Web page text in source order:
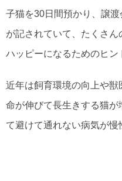
子猫を30日間預かり、譲
が記されていて、たくさ
ハッピーになるためのヒン
近年は飼育環境の向上や
命が伸びて長生きする猫
て避けて通れない病気が慢